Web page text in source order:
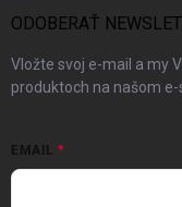
ODOBERAŤ
Vložte svoj e-mail a my
produktoch na našom e-
EMAIL